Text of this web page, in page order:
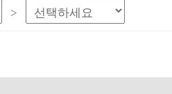
>